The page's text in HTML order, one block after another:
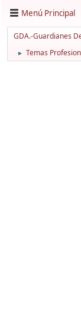
Menú Principal
GDA.-Guardianes
► Temas